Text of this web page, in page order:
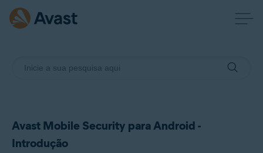
Avast Mobile Security para Android -
Introdução